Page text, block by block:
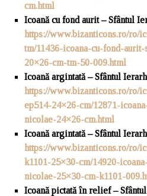
cm.html
Icoană cu fond aurit – Sfântul
https://www.bizanticons.ro/ro/
tm/11436-icoana-cu-fond-
20×26-cm-tm-50-009.html
Icoană argintată – Sfântul
https://www.bizanticons.ro/ro/
ep514-24×26-cm/12871-
nicolae-24×26-cm.html
Icoană argintată – Sfântul
https://www.bizanticons.ro/ro/
k1101-25×30-cm/14920-
nicolae-25×30-cm-k1101-
Icoană pictată în relief –